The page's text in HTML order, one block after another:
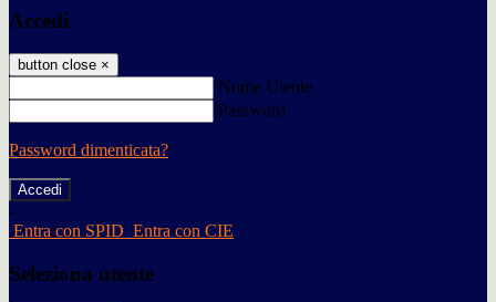
Accedi
button close ×
Nome Utente
Password
Password dimenticata?
-
Entra con SPID Entra con CIE
Seleziona utente